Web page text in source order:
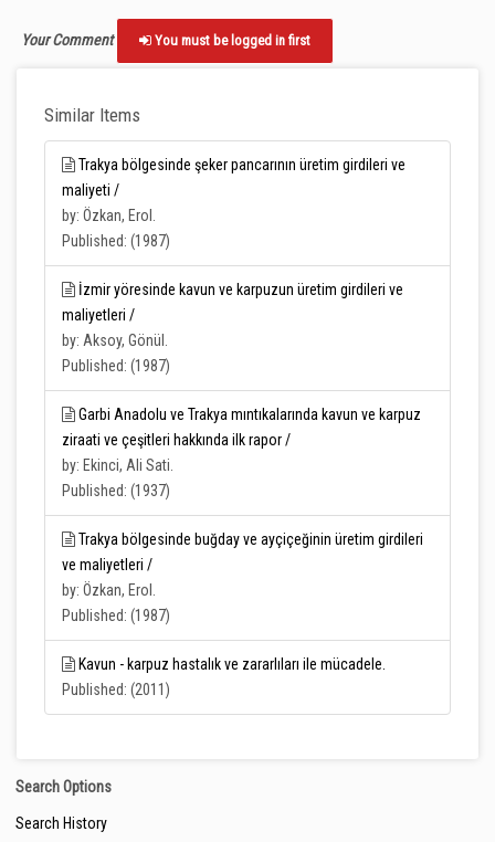
Your Comment You must be logged in first
Similar Items
Trakya bölgesinde şeker pancarının üretim girdileri ve
maliyeti /
by: Özkan, Erol.
Published: (1987)
İzmir yöresinde kavun ve karpuzun üretim girdileri ve
maliyetleri /
by: Aksoy, Gönül.
Published: (1987)
Garbi Anadolu ve Trakya mıntıkalarında kavun ve karpuz
ziraati ve çeşitleri hakkında ilk rapor /
by: Ekinci, Ali Sati.
Published: (1937)
Trakya bölgesinde buğday ve ayçiçeğinin üretim girdileri
ve maliyetleri /
by: Özkan, Erol.
Published: (1987)
Kavun - karpuz hastalık ve zararlıları ile mücadele.
Published: (2011)
Search Options
Search History